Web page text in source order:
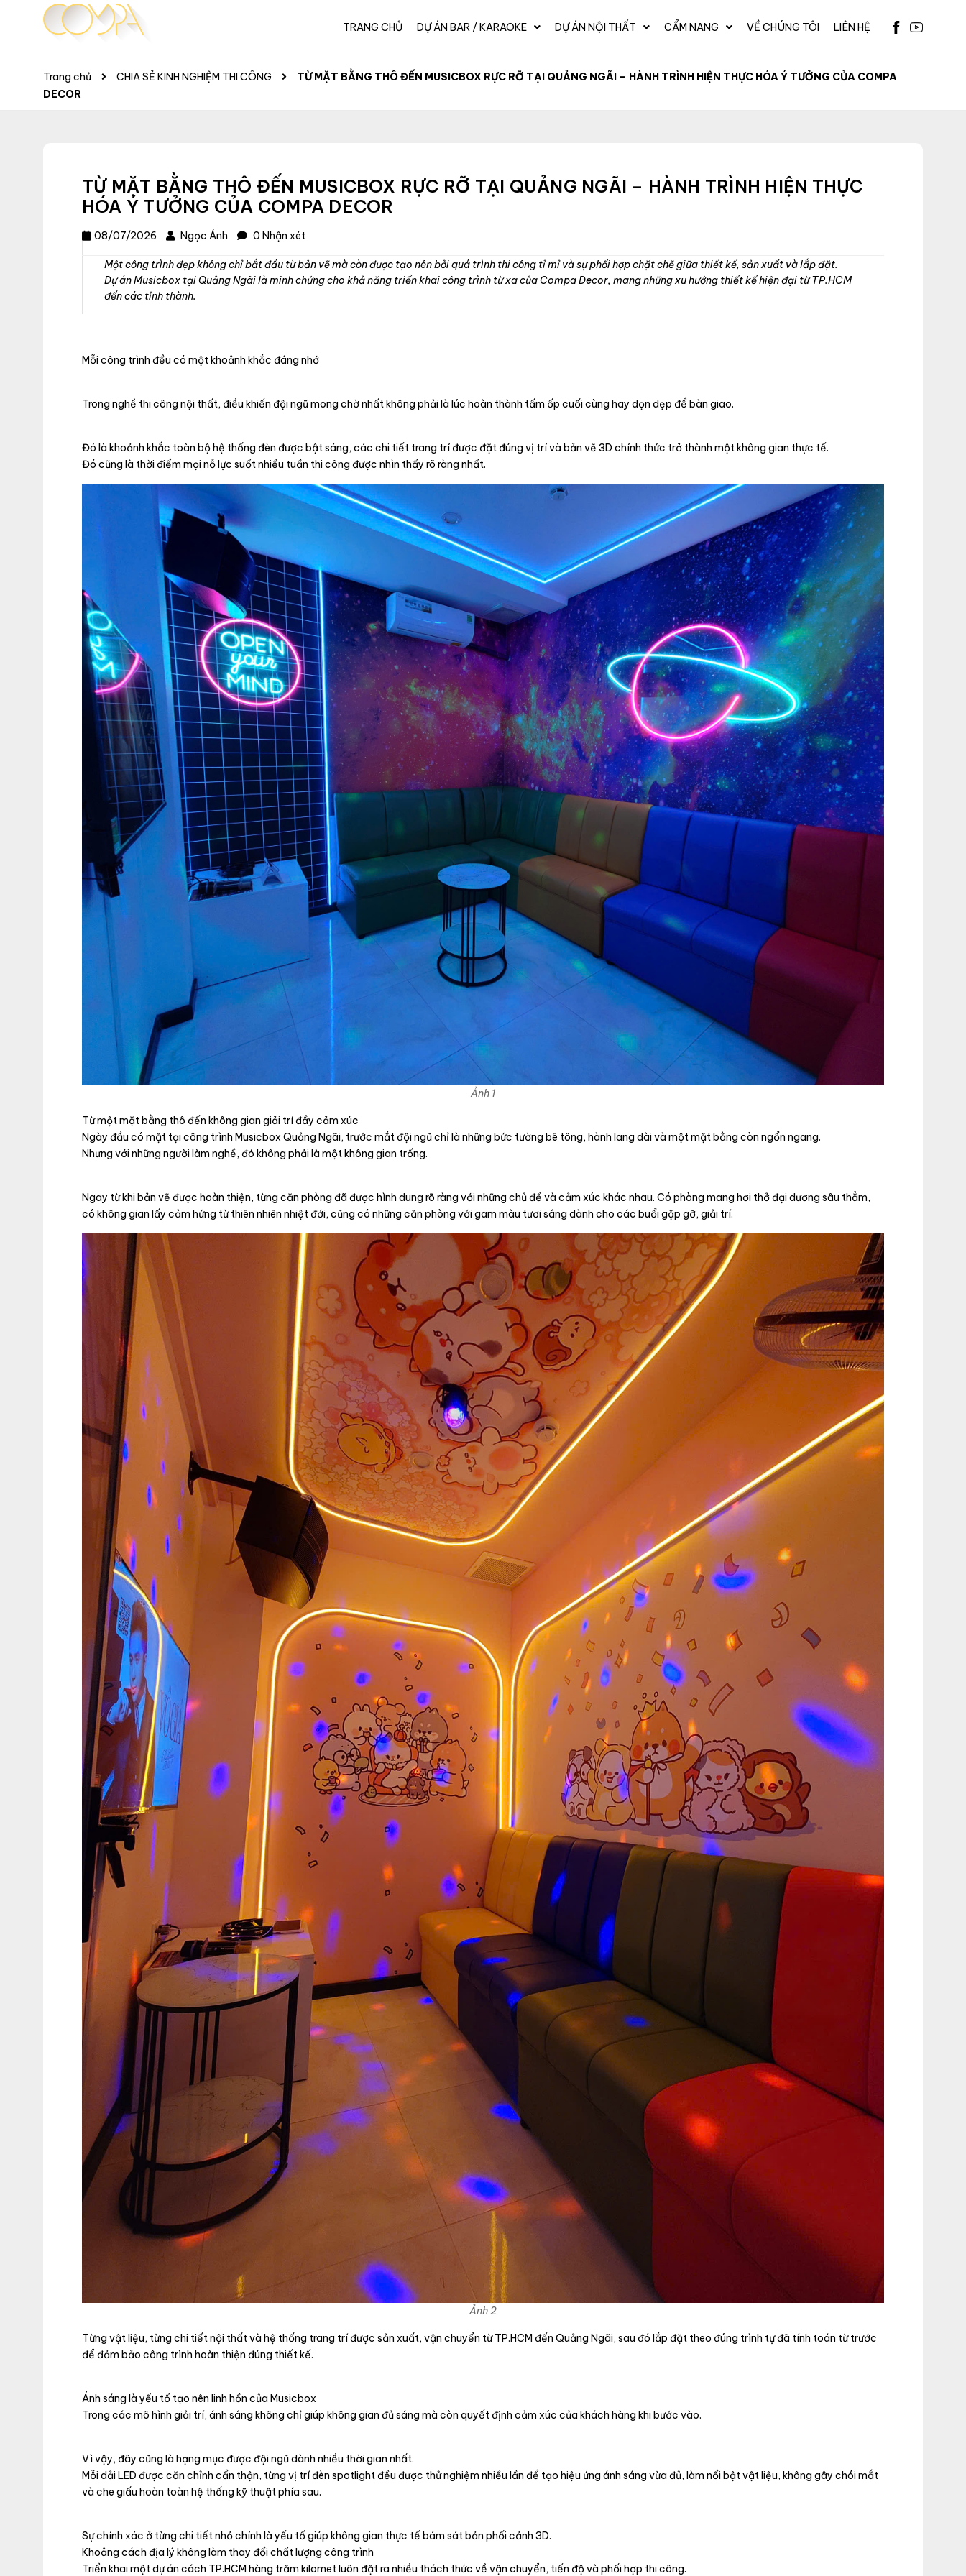
TRANG CHỦ DỰ ÁN BAR / KARAOKE DỰ ÁN NỘI THẤT CẨM NANG VỀ CHÚNG TÔI LIÊN HỆ
Trang chủ CHIA SẺ KINH NGHIỆM THI CÔNG
TỪ MẶT BẰNG THÔ ĐẾN MUSICBOX RỰC RỠ TẠI QUẢNG NGÃI – HÀNH TRÌNH HIỆN THỰC HÓA Ý TƯỞNG CỦA COMPA
DECOR
TỪ MẶT BẰNG THÔ ĐẾN MUSICBOX RỰC RỠ TẠI QUẢNG NGÃI – HÀNH TRÌNH HIỆN THỰC
HÓA Ý TƯỞNG CỦA COMPA DECOR
08/07/2026 Ngọc Ánh 0 Nhận xét
Một công trình đẹp không chỉ bắt đầu từ bản vẽ mà còn được tạo nên bởi quá trình thi công tỉ mỉ và sự phối hợp chặt chẽ giữa thiết kế, sản xuất và lắp đặt.
Dự án Musicbox tại Quảng Ngãi là minh chứng cho khả năng triển khai công trình từ xa của Compa Decor, mang những xu hướng thiết kế hiện đại từ TP.HCM
đến các tỉnh thành.
Mỗi công trình đều có một khoảnh khắc đáng nhớ
Trong nghề thi công nội thất, điều khiến đội ngũ mong chờ nhất không phải là lúc hoàn thành tấm ốp cuối cùng hay dọn dẹp để bàn giao.
Đó là khoảnh khắc toàn bộ hệ thống đèn được bật sáng, các chi tiết trang trí được đặt đúng vị trí và bản vẽ 3D chính thức trở thành một không gian thực tế.
Đó cũng là thời điểm mọi nỗ lực suốt nhiều tuần thi công được nhìn thấy rõ ràng nhất.
Ảnh 1
Từ một mặt bằng thô đến không gian giải trí đầy cảm xúc
Ngày đầu có mặt tại công trình Musicbox Quảng Ngãi, trước mắt đội ngũ chỉ là những bức tường bê tông, hành lang dài và một mặt bằng còn ngổn ngang.
Nhưng với những người làm nghề, đó không phải là một không gian trống.
Ngay từ khi bản vẽ được hoàn thiện, từng căn phòng đã được hình dung rõ ràng với những chủ đề và cảm xúc khác nhau. Có phòng mang hơi thở đại dương sâu thẳm,
có không gian lấy cảm hứng từ thiên nhiên nhiệt đới, cũng có những căn phòng với gam màu tươi sáng dành cho các buổi gặp gỡ, giải trí.
Ảnh 2
Từng vật liệu, từng chi tiết nội thất và hệ thống trang trí được sản xuất, vận chuyển từ TP.HCM đến Quảng Ngãi, sau đó lắp đặt theo đúng trình tự đã tính toán từ trước
để đảm bảo công trình hoàn thiện đúng thiết kế.
Ánh sáng là yếu tố tạo nên linh hồn của Musicbox
Trong các mô hình giải trí, ánh sáng không chỉ giúp không gian đủ sáng mà còn quyết định cảm xúc của khách hàng khi bước vào.
Vì vậy, đây cũng là hạng mục được đội ngũ dành nhiều thời gian nhất.
Mỗi dải LED được căn chỉnh cẩn thận, từng vị trí đèn spotlight đều được thử nghiệm nhiều lần để tạo hiệu ứng ánh sáng vừa đủ, làm nổi bật vật liệu, không gây chói mắt
và che giấu hoàn toàn hệ thống kỹ thuật phía sau.
Sự chính xác ở từng chi tiết nhỏ chính là yếu tố giúp không gian thực tế bám sát bản phối cảnh 3D.
Khoảng cách địa lý không làm thay đổi chất lượng công trình
Triển khai một dự án cách TP.HCM hàng trăm kilomet luôn đặt ra nhiều thách thức về vận chuyển, tiến độ và phối hợp thi công.